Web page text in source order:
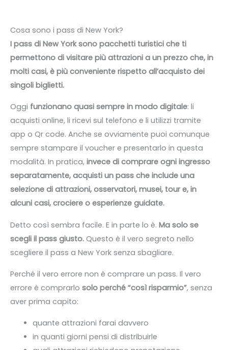
Cosa sono i pass di New York?
I pass di New York sono pacchetti turistici che ti
permettono di visitare più attrazioni a un prezzo che, in
molti casi, è più conveniente rispetto all’acquisto dei
singoli biglietti.
Oggi funzionano quasi sempre in modo digitale: li
acquisti online, li ricevi sul telefono e li utilizzi tramite
app o Qr code. Anche se ovviamente puoi comunque
sempre stampare il voucher e presentarlo in questa
modalità. In pratica, invece di comprare ogni ingresso
separatamente, acquisti un pass che include una
selezione di attrazioni, osservatori, musei, tour e, in
alcuni casi, crociere o esperienze guidate.
Detto così sembra facile. E in parte lo è. Ma solo se
scegli il pass giusto. Questo è il vero segreto nello
scegliere il pass a New York senza sbagliare.
Perché il vero errore non è comprare un pass. Il vero
errore è comprarlo solo perché “così risparmio”, senza
aver prima capito:
quante attrazioni farai davvero
in quanti giorni pensi di distribuirle